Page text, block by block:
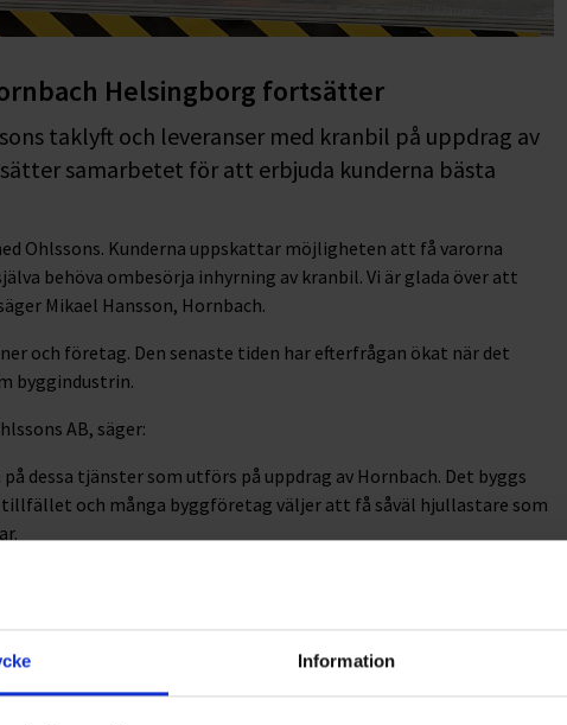
Information
Helsingborg fortsätter
taklyft och leveranser med kranbil på uppdrag av
samarbetet för att erbjuda kunderna bästa
Ohlssons. Kunderna uppskattar möjligheten att få varorna
behöva ombesörja inhyrning av kranbil. Vi är glada över att
Mikael Hansson, Hornbach.
och företag. Den senaste tiden har efterfrågan ökat när det
byggindustrin.
AB, säger:
dessa tjänster som utförs på uppdrag av Hornbach. Det byggs
och många byggföretag väljer att få såväl hjullastare som